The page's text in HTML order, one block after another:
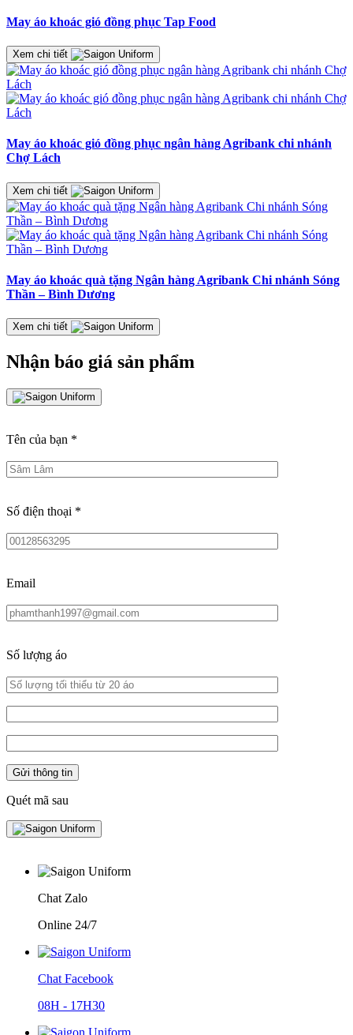
May áo khoác gió đồng phục Tap Food
Xem chi tiết
May áo khoác gió đồng phục ngân hàng Agribank chi nhánh
Chợ Lách
Xem chi tiết
May áo khoác quà tặng Ngân hàng Agribank Chi nhánh Sóng
Thần – Bình Dương
Xem chi tiết
Nhận báo giá sản phẩm
Tên của bạn *
Số điện thoại *
Email
Số lượng áo
Quét mã sau
Chat Zalo
Online 24/7
Chat Facebook
08H - 17H30